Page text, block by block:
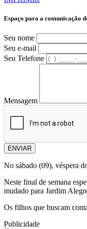
Espaço para a comunicação
Seu nome
Seu e-mail
Seu Telefone
Mensagem
ENVIAR
No sábado (09), véspera
Neste final de semana
mudado para Jardim
Os filhos que buscam
Publicidade